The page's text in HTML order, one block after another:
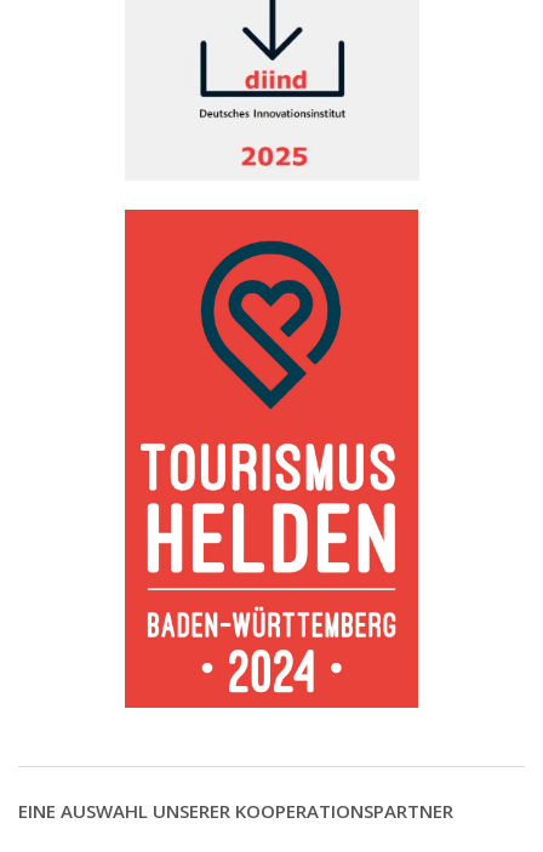
EINE AUSWAHL UNSERER KOOPERATIONSPARTNER